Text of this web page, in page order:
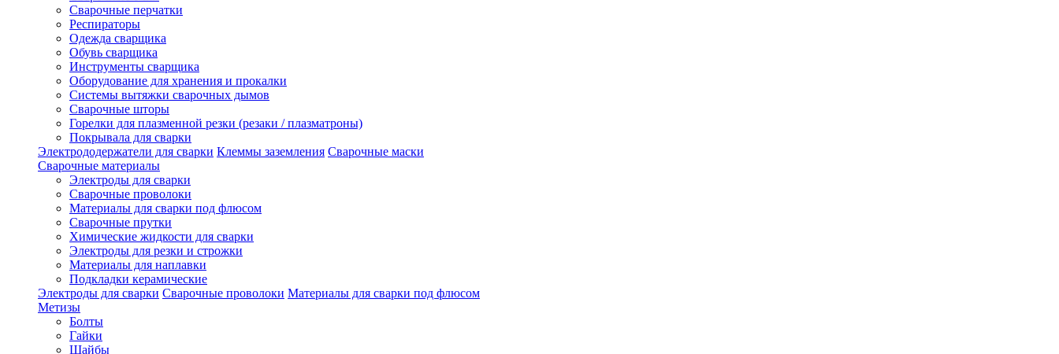
Сварочные перчатки
Респираторы
Одежда сварщика
Обувь сварщика
Инструменты сварщика
Оборудование для хранения и прокалки
Системы вытяжки сварочных дымов
Сварочные шторы
Горелки для плазменной резки (резаки / плазматроны)
Покрывала для сварки
Электрододержатели для сварки Клеммы заземления Сварочные маски
Сварочные материалы
Электроды для сварки
Сварочные проволоки
Материалы для сварки под флюсом
Сварочные прутки
Химические жидкости для сварки
Электроды для резки и строжки
Материалы для наплавки
Подкладки керамические
Электроды для сварки Сварочные проволоки Материалы для сварки под флюсом
Метизы
Болты
Гайки
Шайбы